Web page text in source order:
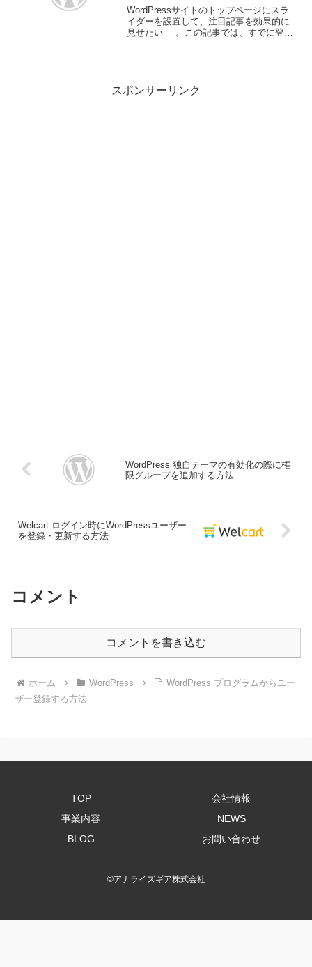
稿タイプ＋JS対応】
WordPressサイトのトップページにスラ
イダーを設置して、注目記事を効果的に
見せたい──。この記事では、すでに登録
スポンサーリンク
WordPress 独自テーマの有効化の際に権
限グループを追加する方法
Welcart ログイン時にWordPressユーザー
を登録・更新する方法
コメント
コメントを書き込む
ホーム WordPress
WordPress プログラムからユー
ザー登録する方法
TOP
会社情報
事業内容
NEWS
BLOG
お問い合わせ
©アナライズギア株式会社